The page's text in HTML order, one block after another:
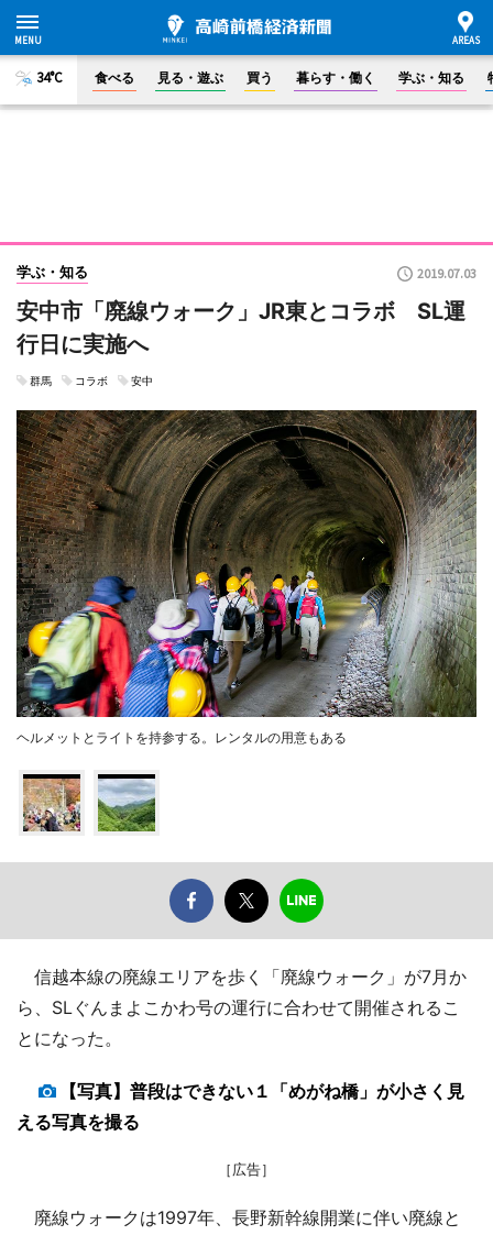
34°C 食べる 見る・遊ぶ 買う 暮らす・働く 学ぶ・知る
学ぶ・知る 2019.07.03
安中市「廃線ウォーク」JR東とコラボ SL運
行日に実施へ
群馬 コラボ 安中
ヘルメットとライトを持参する。レンタルの用意もある
信越本線の廃線エリアを歩く「廃線ウォーク」が7月か
ら、SLぐんまよこかわ号の運行に合わせて開催されるこ
とになった。
【写真】普段はできない１「めがね橋」が小さく見
える写真を撮る
［広告］
廃線ウォークは1997年、長野新幹線開業に伴い廃線と